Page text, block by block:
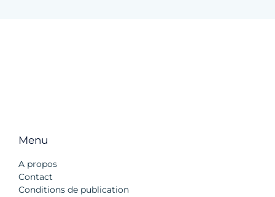
Menu
A propos
Contact
Conditions de publication